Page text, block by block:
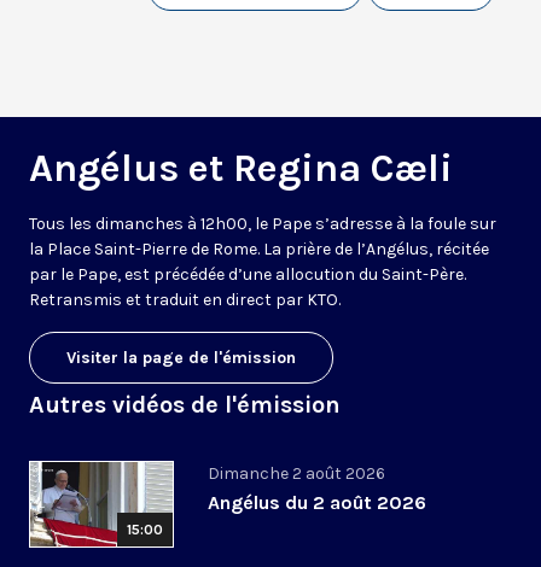
Angélus et Regina Cæli
Tous les dimanches à 12h00, le Pape s’adresse à la foule sur
la Place Saint-Pierre de Rome. La prière de l’Angélus, récitée
par le Pape, est précédée d’une allocution du Saint-Père.
Retransmis et traduit en direct par KTO.
Visiter la page de l'émission
Autres vidéos de l'émission
15:00
Dimanche 2 août 2026
Angélus du 2 août 2026